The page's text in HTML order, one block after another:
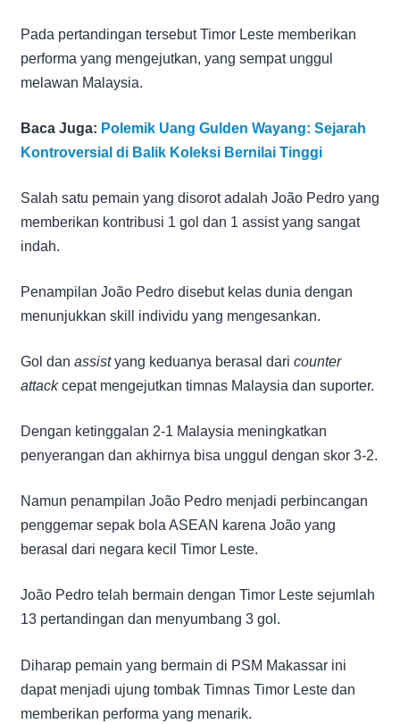
Pada pertandingan tersebut Timor Leste memberikan
performa yang mengejutkan, yang sempat unggul
melawan Malaysia.
Baca Juga: Polemik Uang Gulden Wayang: Sejarah
Kontroversial di Balik Koleksi Bernilai Tinggi
Salah satu pemain yang disorot adalah João Pedro yang
memberikan kontribusi 1 gol dan 1 assist yang sangat
indah.
Penampilan João Pedro disebut kelas dunia dengan
menunjukkan skill individu yang mengesankan.
Gol dan assistyang keduanya berasal dari counter
attackcepat mengejutkan timnas Malaysia dan suporter.
Dengan ketinggalan 2-1 Malaysia meningkatkan
penyerangan dan akhirnya bisa unggul dengan skor 3-2.
Namun penampilan João Pedro menjadi perbincangan
penggemar sepak bola ASEAN karena João yang
berasal dari negara kecil Timor Leste.
João Pedro telah bermain dengan Timor Leste sejumlah
13 pertandingan dan menyumbang 3 gol.
Diharap pemain yang bermain di PSM Makassar ini
dapat menjadi ujung tombak Timnas Timor Leste dan
memberikan performa yang menarik.